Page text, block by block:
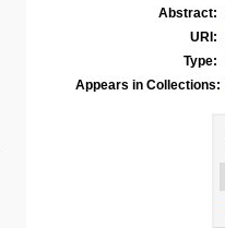
Abstract:
URI:
Type:
Appears in Collections: